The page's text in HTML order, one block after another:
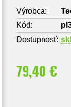
Výrobca:
Kód:
Dostupnosť:
79,40 €